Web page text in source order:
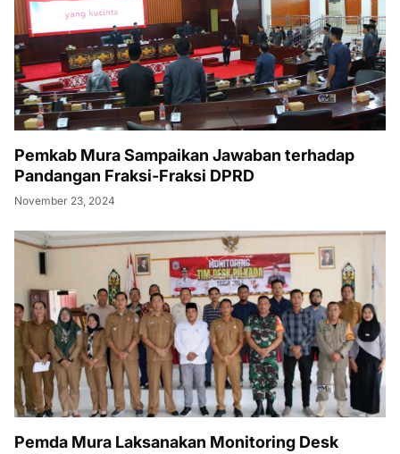
Pemkab Mura Sampaikan Jawaban terhadap
Pandangan Fraksi-Fraksi DPRD
November 23, 2024
Pemda Mura Laksanakan Monitoring Desk